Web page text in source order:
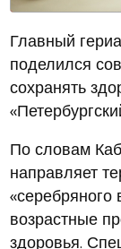
Главный
поделился
сохранять
По словам
направляет
«серебряного
возрастные
здоровья.